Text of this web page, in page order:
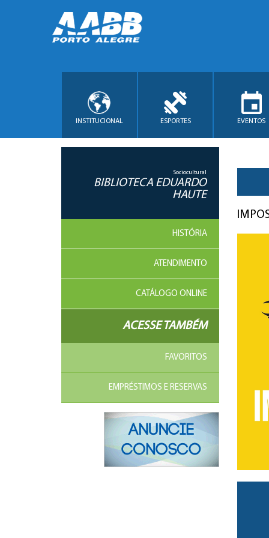
INSTITUCIONAL ESPORTES EVENTOS
Sociocultural
BIBLIOTECA EDUARDO
HAUTE
HISTÓRIA
ATENDIMENTO
CATÁLOGO ONLINE
ACESSE TAMBÉM
FAVORITOS
EMPRÉSTIMOS E RESERVAS